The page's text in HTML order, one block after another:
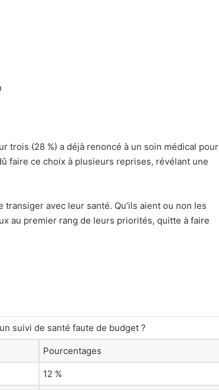
trois (28 %) a déjà renoncé à un soin médical pour
faire ce choix à plusieurs reprises, révélant une
avec leur santé. Qu’ils aient ou non les
au premier rang de leurs priorités, quitte à faire
suivi de santé faute de budget ?
Pourcentages
12 %